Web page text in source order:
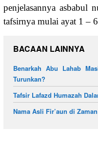
penjelasannya asbabul
tafsirnya mulai ayat 1 –
BACAAN LAINNYA
Benarkah Abu Lahab
Turunkan?
Tafsir Lafazd Humazah
Nama Asli Fir’aun di